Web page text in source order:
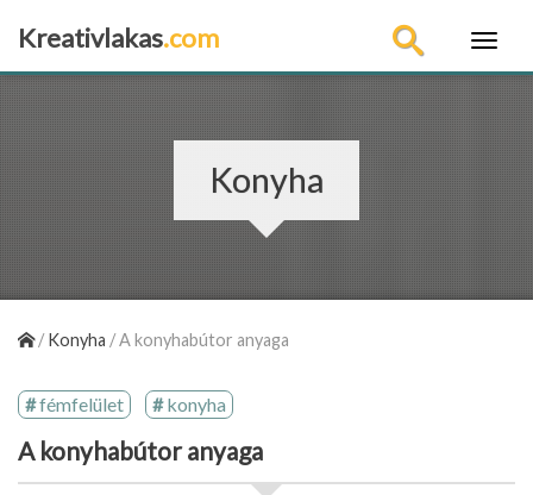
Kreativlakas.com
Konyha
/Konyha /A konyhabútor anyaga
fémfelület konyha
A konyhabútor anyaga